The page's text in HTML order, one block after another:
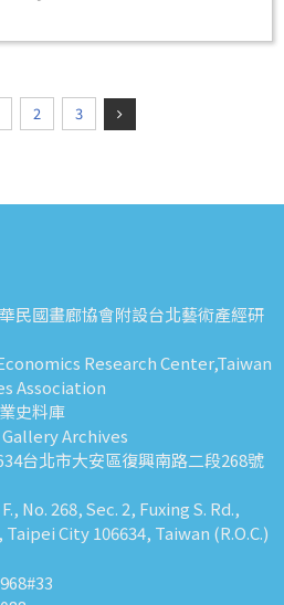
2 3
民國畫廊協會附設台北藝術產經研
Research Center,Taiwan
Association
史料庫
Archives
台北市大安區復興南路二段268號
No. 268, Sec. 2, Fuxing S. Rd.,
City 106634, Taiwan (R.O.C.)